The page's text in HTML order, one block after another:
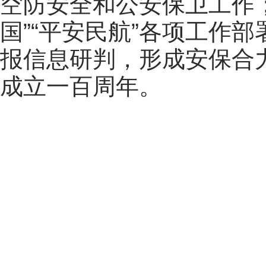
国”“平安民航”各项工作
报信息研判，形成安保合
成立一百周年。